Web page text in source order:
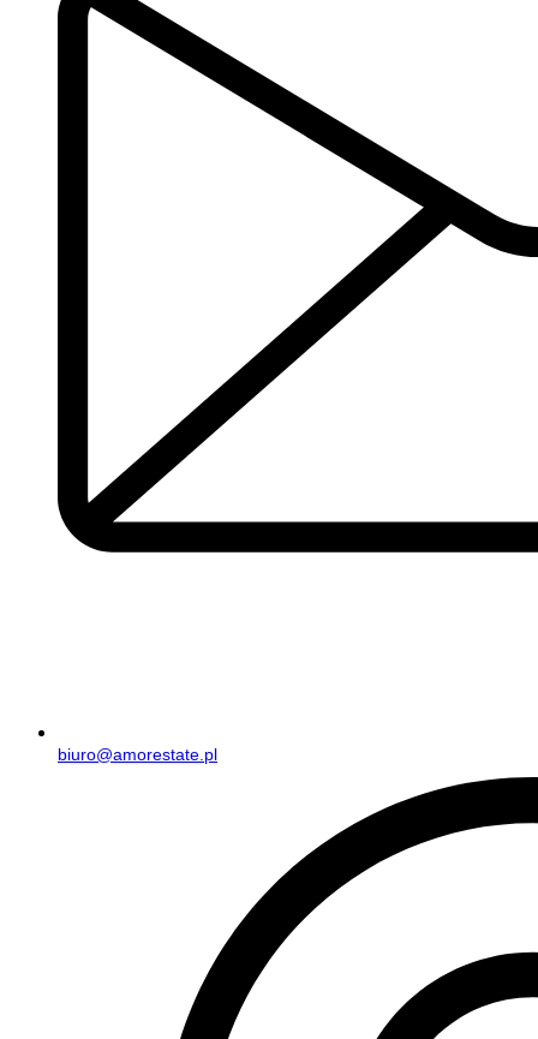
biuro@amorestate.pl